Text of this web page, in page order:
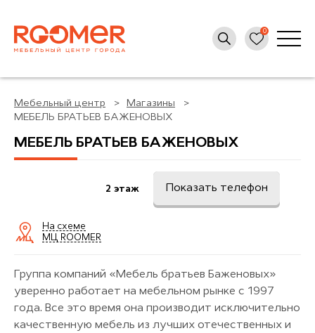
Мебельный центр
Магазины
МЕБЕЛЬ БРАТЬЕВ БАЖЕНОВЫХ
МЕБЕЛЬ БРАТЬЕВ БАЖЕНОВЫХ
2 этаж Показать телефон
На схеме
МЦ ROOMER
Группа компаний «Мебель братьев Баженовых»
уверенно работает на мебельном рынке с 1997
года. Все это время она производит исключительно
качественную мебель из лучших отечественных и